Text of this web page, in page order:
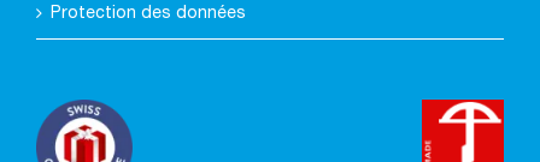
Protection des données